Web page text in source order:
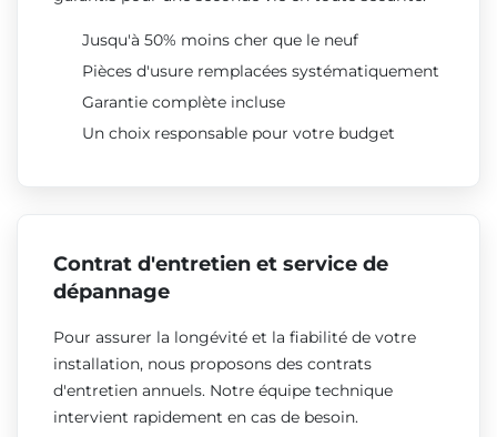
Jusqu'à 50% moins cher que le neuf
Pièces d'usure remplacées systématiquement
Garantie complète incluse
Un choix responsable pour votre budget
Contrat d'entretien et service de
dépannage
Pour assurer la longévité et la fiabilité de votre
installation, nous proposons des contrats
d'entretien annuels. Notre équipe technique
intervient rapidement en cas de besoin.